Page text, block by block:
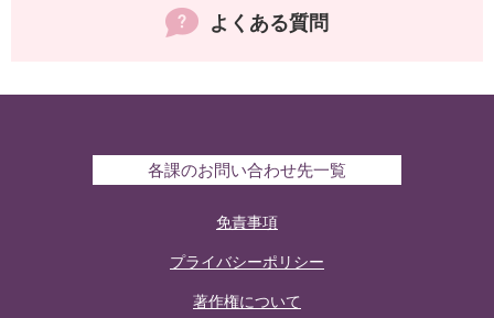
よくある質問
各課のお問い合わせ先一覧
免責事項
プライバシーポリシー
著作権について